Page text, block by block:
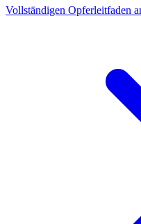
Vollständigen Opferleitfaden